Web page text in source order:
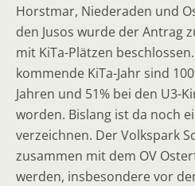
Horstmar, Niederaden und
den Jusos wurde der Antrag
mit KiTa-Plätzen
kommende KiTa-Jahr sind
Jahren und 51% bei den U3-
worden. Bislang ist da noch
verzeichnen. Der Volkspark
zusammen mit dem OV
werden, insbesondere vor